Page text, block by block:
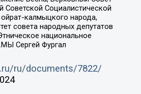
Советской Социалистической
калмыцкого народа,
совета народных депутатов
национальное
Сергей Фургал
ru/documents/7822/